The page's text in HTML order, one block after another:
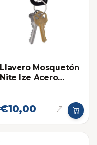
Llavero Mosquetón
Nite Ize Acero
€10,00